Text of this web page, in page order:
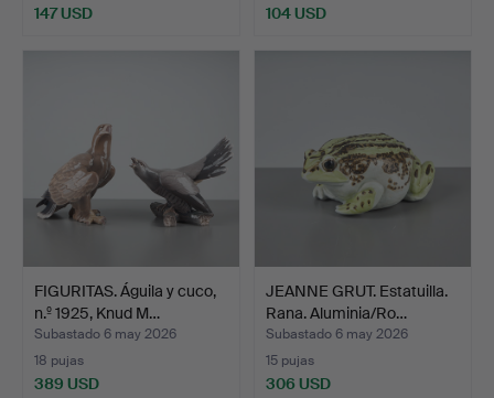
147 USD 104 USD
FIGURITAS. Águila y cuco,
n.º 1925, Knud M…
Subastado 6 may 2026
18 pujas
389 USD
JEANNE GRUT. Estatuilla.
Rana. Aluminia/Ro…
Subastado 6 may 2026
15 pujas
306 USD